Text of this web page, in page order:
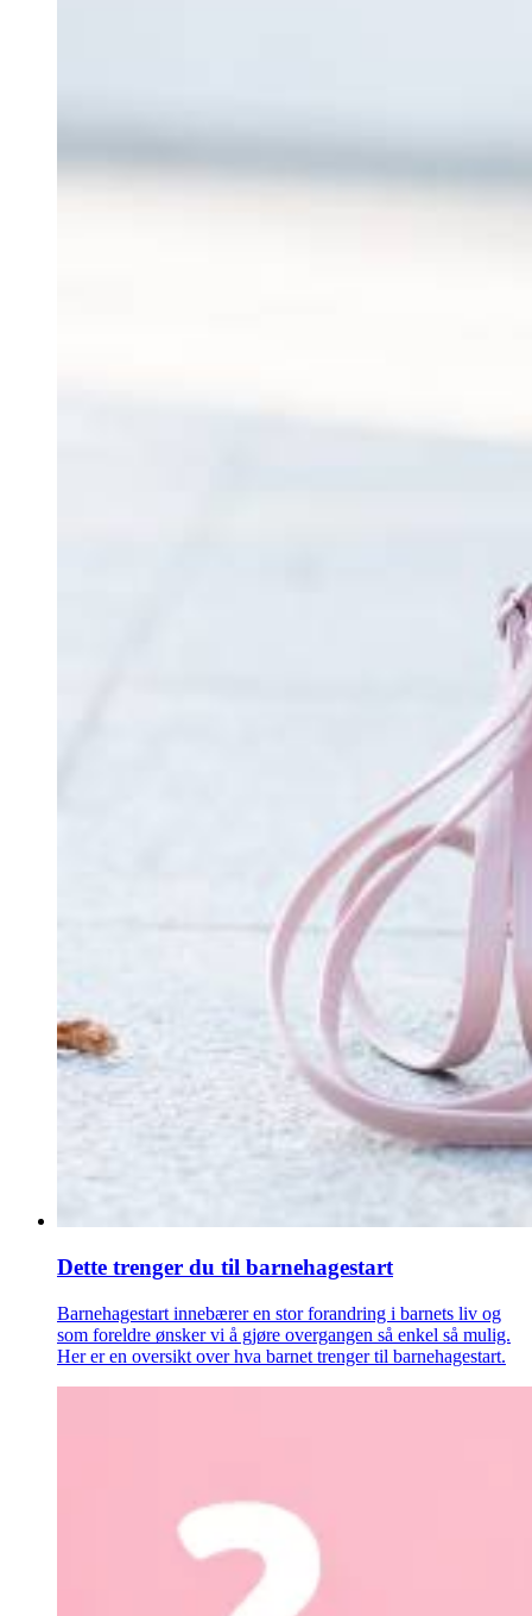
Dette trenger du til barnehagestart
Barnehagestart innebærer en stor forandring i barnets liv og
som foreldre ønsker vi å gjøre overgangen så enkel så mulig.
Her er en oversikt over hva barnet trenger til barnehagestart.